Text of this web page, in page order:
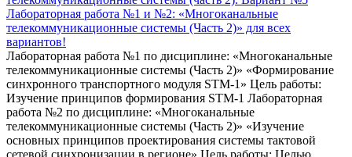
Лабораторная работа №1 и №2: «Многоканальные
телекоммуникационные системы (Часть 2)» для всех
вариантов!
Лабораторная работа №1 по дисциплине: «Многоканальные
телекоммуникационные системы (Часть 2)» «Формирование
синхронного транспортного модуля STM-1» Цель работы:
Изучение принципов формирования STM-1 Лабораторная
работа №2 по дисциплине: «Многоканальные
телекоммуникационные системы (Часть 2)» «Изучение
основных принципов проектирования системы тактовой
сетевой синхронизации в регионе» Цель работы: Целью